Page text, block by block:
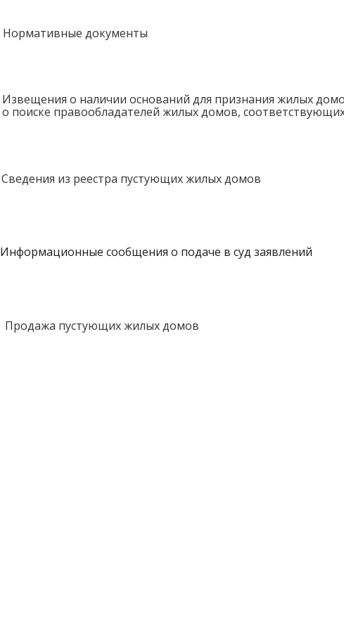
Нормативные документы
Извещения о наличии оснований для признания жилых
о поиске правообладателей жилых домов,
Сведения из реестра пустующих жилых домов
Информационные сообщения о подаче в суд заявлений
Продажа пустующих жилых домов